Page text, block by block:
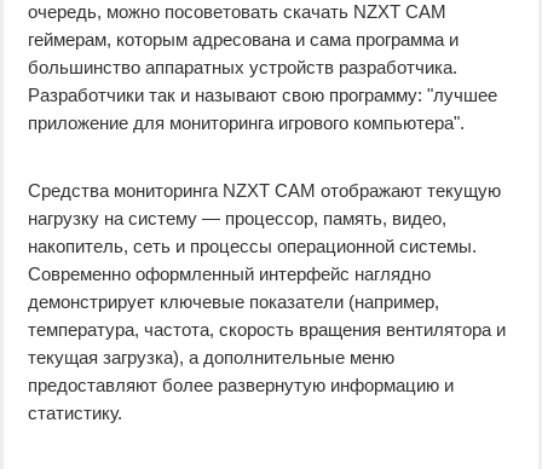
очередь, можно посоветовать скачать NZXT CAM
геймерам, которым адресована и сама программа и
большинство аппаратных устройств разработчика.
Разработчики так и называют свою программу: "лучшее
приложение для мониторинга игрового компьютера".
Средства мониторинга NZXT CAM отображают текущую
нагрузку на систему — процессор, память, видео,
накопитель, сеть и процессы операционной системы.
Современно оформленный интерфейс наглядно
демонстрирует ключевые показатели (например,
температура, частота, скорость вращения вентилятора и
текущая загрузка), а дополнительные меню
предоставляют более развернутую информацию и
статистику.